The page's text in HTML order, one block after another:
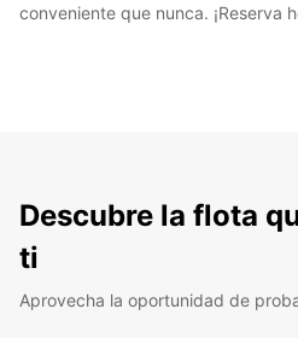
conveniente que nunca. ¡Reserva
Descubre la flota
ti
Aprovecha la oportunidad de